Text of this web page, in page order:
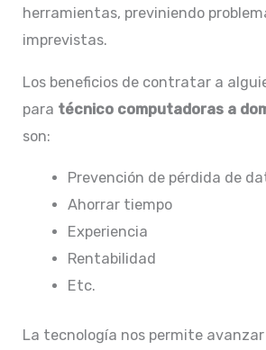
herramientas, previniendo
imprevistas.
Los beneficios de contratar a
para técnico computadoras a
son:
Prevención de pérdida de
Ahorrar tiempo
Experiencia
Rentabilidad
Etc.
La tecnología nos permite